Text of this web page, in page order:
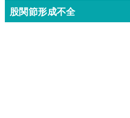
股関節形成不全